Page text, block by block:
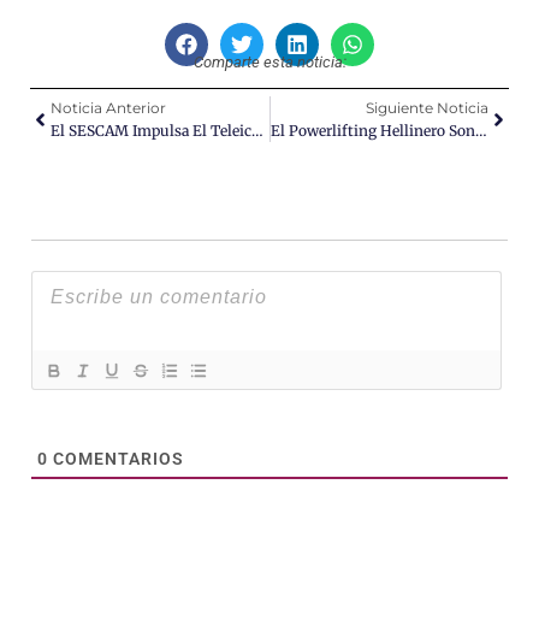
Comparte esta noticia:
Noticia Anterior
El SESCAM Impulsa El Teleictus En Hellín Para Acelerar La Atención A Pacientes Con Ictus
Siguiente Noticia
El Powerlifting Hellinero Sonríe De Nuevo
0 COMENTARIOS